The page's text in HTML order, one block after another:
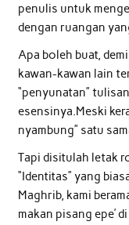
penulis untuk
dengan ruangan
Apa boleh buat,
kawan-kawan lain
“penyunatan”
esensinya.Meski
nyambung” satu
Tapi disitulah letak
“Identitas” yang
Maghrib, kami
makan pisang epe’